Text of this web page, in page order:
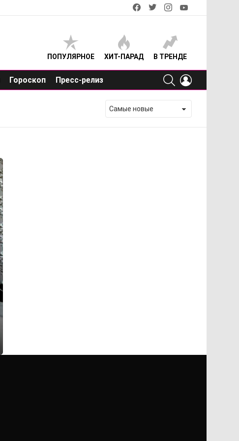
facebooktwitterinstagram
ПОПУЛЯРНОЕ ХИТ-ПАРАД В ТРЕНДЕ
Гороскоп Пресс-релиз
SEARCH